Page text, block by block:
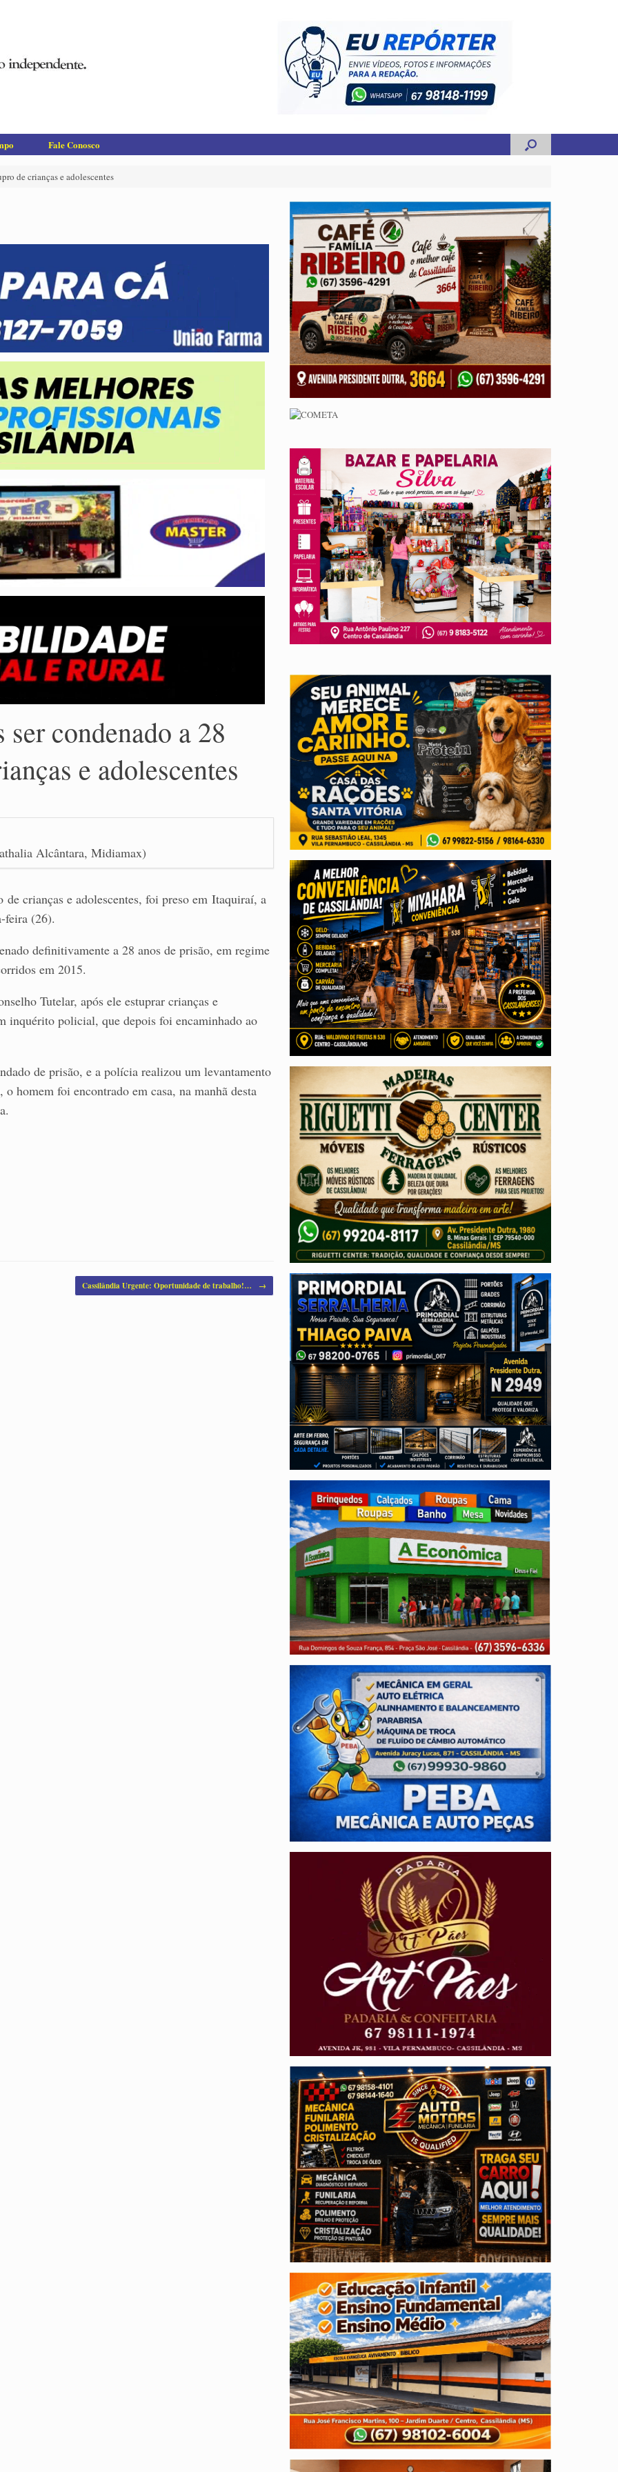
Fale Conosco
de crianças e adolescentes
ser condenado a 28
e adolescentes
Alcântara, Midiamax)
crianças e adolescentes, foi preso em Itaquiraí, a
feira (26).
definitivamente a 28 anos de prisão, em regime
em 2015.
Tutelar, após ele estuprar crianças e
inquérito policial, que depois foi encaminhado ao
de prisão, e a polícia realizou um levantamento
homem foi encontrado em casa, na manhã desta
Cassilândia Urgente: Oportunidade de trabalho!… →